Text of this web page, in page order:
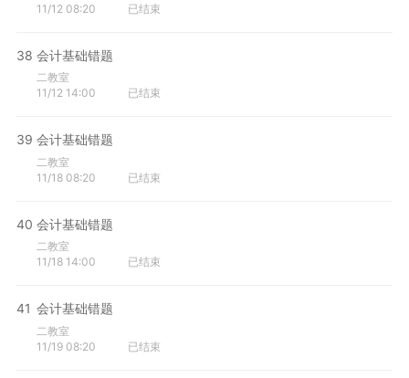
11/12 08:20
已结束
38 会计基础错题
二教室
11/12 14:00
已结束
39 会计基础错题
二教室
11/18 08:20
已结束
40 会计基础错题
二教室
11/18 14:00
已结束
41 会计基础错题
二教室
11/19 08:20
已结束